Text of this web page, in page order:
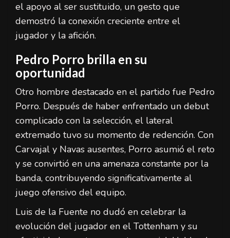
el apoyo al ser sustituido, un gesto que
demostró la conexión creciente entre el
jugador y la afición.
Pedro Porro brilla en su
oportunidad
Otro hombre destacado en el partido fue Pedro
Porro. Después de haber enfrentado un debut
complicado con la selección, el lateral
extremado tuvo su momento de redención. Con
Carvajal y Navas ausentes, Porro asumió el reto
y se convirtió en una amenaza constante por la
banda, contribuyendo significativamente al
juego ofensivo del equipo.
Luis de la Fuente no dudó en celebrar la
evolución del jugador en el Tottenham y su